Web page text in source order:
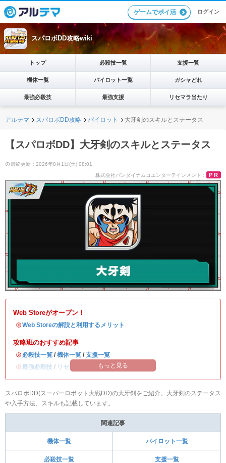
ゲームでポイ活 ログイン
スパロボDD攻略wiki
トップ 必殺技一覧 支援一覧
機体一覧 パイロット一覧 ガシャどれ
最強必殺技 最強支援 リセマラ当たり
アルテマ スパロボDD攻略 パイロット 大牙剣のスキルとステータス
【スパロボDD】大牙剣のスキルとステータス
最終更新：2026年8月1日(土) 08:01
PR
Web Storeがオープン！
・Web Storeの解説と利用するメリット
攻略班のおすすめ記事
・ 必殺技一覧 / 機体一覧 / 支援一覧
・最強必殺技 / リセマラ当たりランキング
もっと見る
スパロボDD(スーパーロボット大戦DD)の大牙剣をご紹介。大牙剣のステータス
や入手方法、スキルも記載しています。
関連記事
機体一覧 パイロット一覧
必殺技一覧 支援一覧